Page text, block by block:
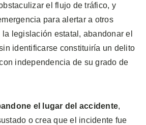
el flujo de tráfico, y
para alertar a otros
legislación estatal, abandonar el
identificarse constituiría un delito
independencia de su grado de
el lugar del accidente,
o crea que el incidente fue